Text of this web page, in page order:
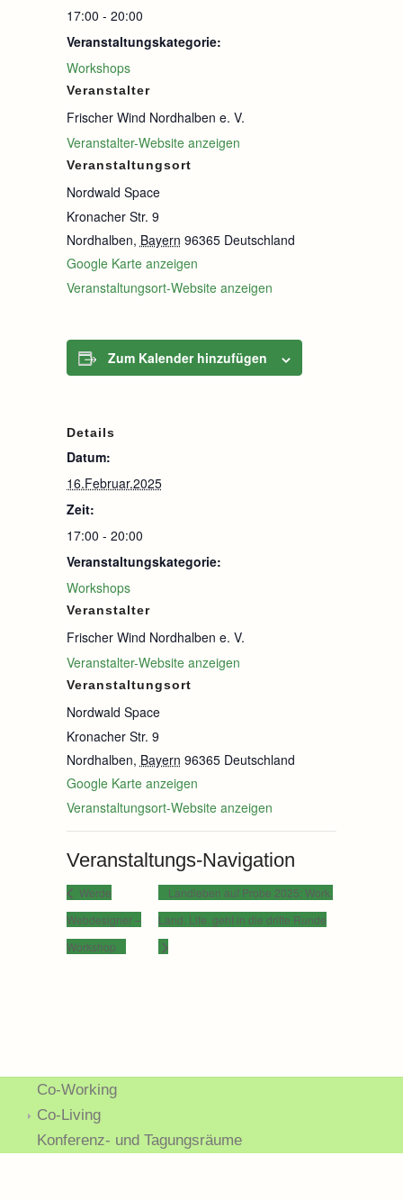
17:00 - 20:00
Veranstaltungskategorie:
Workshops
Veranstaltungsort
Nordwald Space
Kronacher Str. 9
Nordhalben, Bayern 96365 Deutschland
Google Karte anzeigen
Veranstaltungsort-Website anzeigen
Veranstalter
Frischer Wind Nordhalben e. V.
Veranstalter-Website anzeigen
Zum Kalender hinzufügen
Details
Datum:
16.Februar.2025
Zeit:
17:00 - 20:00
Veranstaltungskategorie:
Workshops
Veranstaltungsort
Nordwald Space
Kronacher Str. 9
Nordhalben, Bayern 96365 Deutschland
Google Karte anzeigen
Veranstaltungsort-Website anzeigen
Veranstalter
Frischer Wind Nordhalben e. V.
Veranstalter-Website anzeigen
Veranstaltungs-Navigation
Werde
Webdesigner –
Workshop
Landleben auf Probe 2025: Work.
Land. Life. geht in die dritte Runde
Co-Working
Co-Living
Konferenz- und Tagungsräume